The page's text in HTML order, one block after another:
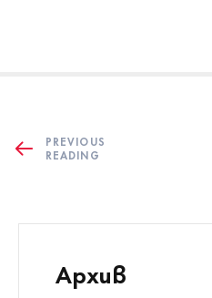
PREVIOUS
READING
Архив